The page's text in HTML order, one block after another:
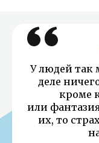
У людей так
деле
кроме
или
их, то